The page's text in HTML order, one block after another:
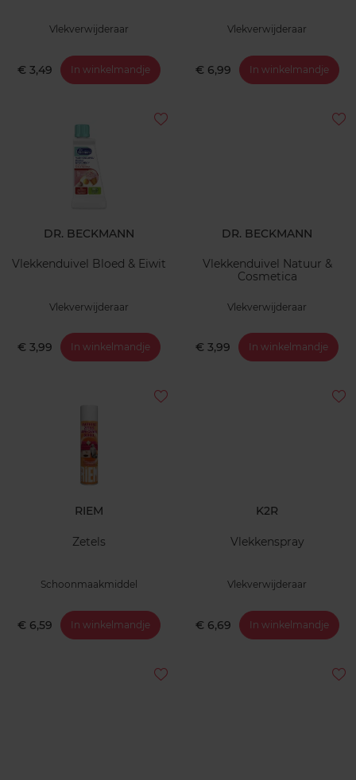
Vlekverwijderaar
€ 3,49 In winkelmandje
Vlekverwijderaar
€ 6,99 In winkelmandje
DR. BECKMANN
Vlekkenduivel Bloed & Eiwit
Vlekverwijderaar
€ 3,99 In winkelmandje
DR. BECKMANN
Vlekkenduivel Natuur &
Cosmetica
Vlekverwijderaar
€ 3,99 In winkelmandje
RIEM
Zetels
Schoonmaakmiddel
€ 6,59 In winkelmandje
K2R
Vlekkenspray
Vlekverwijderaar
€ 6,69 In winkelmandje